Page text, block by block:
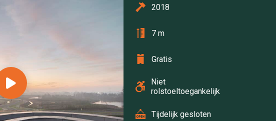
2018
7 m
Gratis
Niet
rolstoeltoegankelijk
Tijdelijk gesloten